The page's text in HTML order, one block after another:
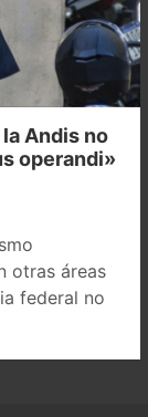
Andis no
operandi»
otras áreas
federal no